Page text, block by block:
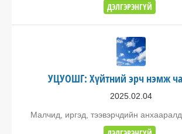
ДЭЛГЭРЭНГҮЙ
УЦУОШГ: Хүйтний эрч нэмж
2025.02.04
Малчид, иргэд, тээвэрчдийн